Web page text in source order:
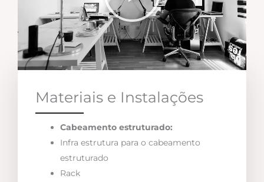
Materiais e Instalações
Cabeamento estruturado:
Infra estrutura para o cabeamento
estruturado
Rack